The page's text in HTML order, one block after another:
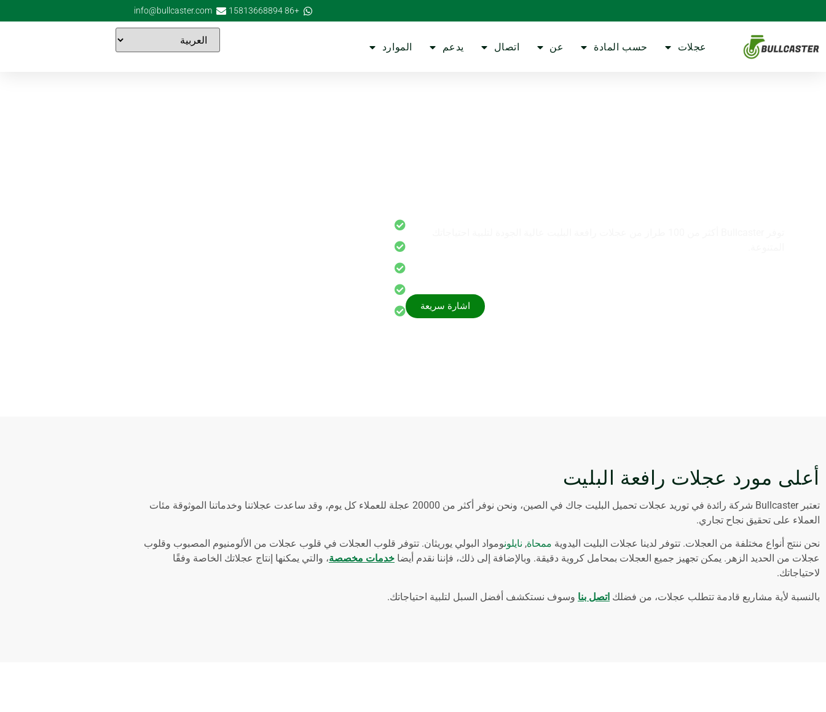
+86 15813668894
info@bullcaster.com
عجلات حسب المادة عن اتصال يدعم الموارد
اشارة سريعة
أعلى مورد عجلات رافعة البليت
تعتبر Bullcaster شركة رائدة في توريد عجلات تحميل البليت جاك في الصين، ونحن نوفر أكثر من 20000 عجلة للعملاء كل يوم، وقد ساعدت عجلاتنا وخدماتنا الموثوقة مئات
العملاء على تحقيق نجاح تجاري.
نحن ننتج أنواع مختلفة من العجلات. تتوفر لدينا عجلات البليت اليدوية ممحاة, نايلونومواد البولي يوريثان. تتوفر قلوب العجلات في قلوب عجلات من الألومنيوم المصبوب وقلوب
عجلات من الحديد الزهر. يمكن تجهيز جميع العجلات بمحامل كروية دقيقة. وبالإضافة إلى ذلك، فإننا نقدم أيضا خدمات مخصصة، والتي يمكنها إنتاج عجلاتك الخاصة وفقًا
لاحتياجاتك.
بالنسبة لأية مشاريع قادمة تتطلب عجلات، من فضلك اتصل بنا وسوف نستكشف أفضل السبل لتلبية احتياجاتك.